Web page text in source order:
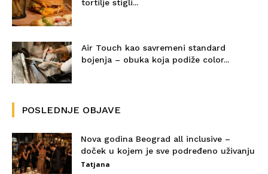
tortilje stigli...
Air Touch kao savremeni standard
bojenja – obuka koja podiže color...
POSLEDNJE OBJAVE
Nova godina Beograd all inclusive –
doček u kojem je sve podređeno uživanju
Tatjana